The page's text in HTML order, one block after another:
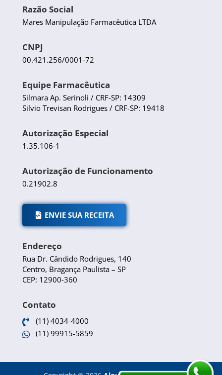
Razão Social
Mares Manipulação Farmacêutica LTDA
CNPJ
00.421.256/0001-72
Equipe Farmacêutica
Silmara Ap. Serinoli / CRF-SP: 14309
Silvio Trevisan Rodrigues / CRF-SP: 19418
Autorização Especial
1.35.106-1
Autorização de Funcionamento
0.21902.8
ENVIE SUA RECEITA
Endereço
Rua Dr. Cândido Rodrigues, 140
Centro, Bragança Paulista – SP
CEP: 12900-360
Contato
 (11) 4034-4000
 (11) 99915-5859